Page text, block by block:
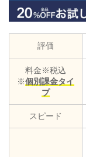
評価
料金※税込
※個別課金タイ
プ
スピード